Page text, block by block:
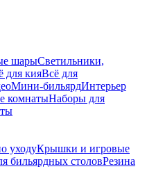
шарыСветильники,
для кияВсё для
Мини-бильярдИнтерьер
комнатыНаборы для
уходуКрышки и игровые
бильярдных столовРезина